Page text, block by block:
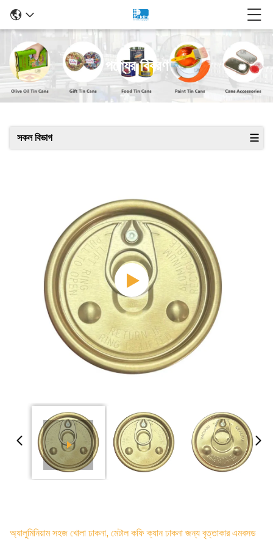
পণ্যের বিবরণ
সকল বিভাগ
অ্যালুমিনিয়াম সহজ খোলা ঢাকনা, মেটাল কফি ক্যান ঢাকনা জন্য বৃত্তাকার এমবসড